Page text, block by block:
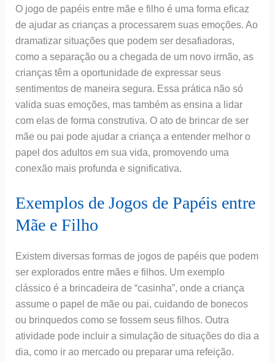
O jogo de papéis entre mãe e filho é uma forma eficaz
de ajudar as crianças a processarem suas emoções. Ao
dramatizar situações que podem ser desafiadoras,
como a separação ou a chegada de um novo irmão, as
crianças têm a oportunidade de expressar seus
sentimentos de maneira segura. Essa prática não só
valida suas emoções, mas também as ensina a lidar
com elas de forma construtiva. O ato de brincar de ser
mãe ou pai pode ajudar a criança a entender melhor o
papel dos adultos em sua vida, promovendo uma
conexão mais profunda e significativa.
Exemplos de Jogos de Papéis entre
Mãe e Filho
Existem diversas formas de jogos de papéis que podem
ser explorados entre mães e filhos. Um exemplo
clássico é a brincadeira de “casinha”, onde a criança
assume o papel de mãe ou pai, cuidando de bonecos
ou brinquedos como se fossem seus filhos. Outra
atividade pode incluir a simulação de situações do dia a
dia, como ir ao mercado ou preparar uma refeição.